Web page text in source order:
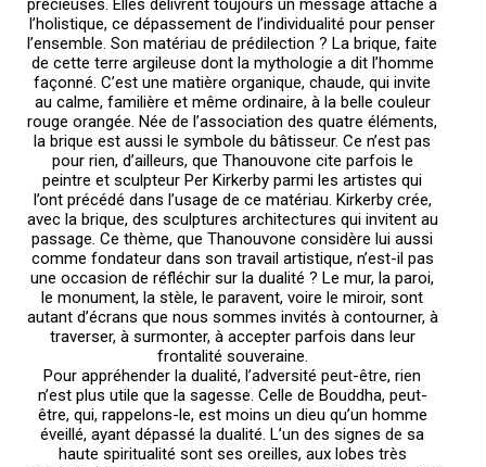
précieuses. Elles délivrent toujours un message attaché à
l’holistique, ce dépassement de l’individualité pour penser
l’ensemble. Son matériau de prédilection ? La brique, faite
de cette terre argileuse dont la mythologie a dit l’homme
façonné. C’est une matière organique, chaude, qui invite
au calme, familière et même ordinaire, à la belle couleur
rouge orangée. Née de l’association des quatre éléments,
la brique est aussi le symbole du bâtisseur. Ce n’est pas
pour rien, d’ailleurs, que Thanouvone cite parfois le
peintre et sculpteur Per Kirkerby parmi les artistes qui
l’ont précédé dans l’usage de ce matériau. Kirkerby crée,
avec la brique, des sculptures architectures qui invitent au
passage. Ce thème, que Thanouvone considère lui aussi
comme fondateur dans son travail artistique, n’est-il pas
une occasion de réfléchir sur la dualité ? Le mur, la paroi,
le monument, la stèle, le paravent, voire le miroir, sont
autant d’écrans que nous sommes invités à contourner, à
traverser, à surmonter, à accepter parfois dans leur
frontalité souveraine.
Pour appréhender la dualité, l’adversité peut-être, rien
n’est plus utile que la sagesse. Celle de Bouddha, peut-
être, qui, rappelons-le, est moins un dieu qu’un homme
éveillé, ayant dépassé la dualité. L’un des signes de sa
haute spiritualité sont ses oreilles, aux lobes très